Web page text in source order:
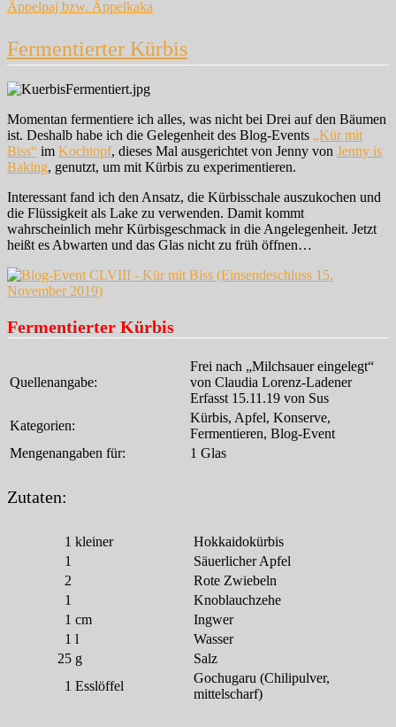
Äppelpaj bzw. Äppelkaka
Fermentierter Kürbis
Momentan fermentiere ich alles, was nicht bei Drei auf den Bäumen
ist. Deshalb habe ich die Gelegenheit des Blog-Events „Kür mit
Biss“ im Kochtopf, dieses Mal ausgerichtet von Jenny von Jenny is
Baking, genutzt, um mit Kürbis zu experimentieren.
Interessant fand ich den Ansatz, die Kürbisschale auszukochen und
die Flüssigkeit als Lake zu verwenden. Damit kommt
wahrscheinlich mehr Kürbisgeschmack in die Angelegenheit. Jetzt
heißt es Abwarten und das Glas nicht zu früh öffnen…
Fermentierter Kürbis
Quellenangabe:
Frei nach „Milchsauer eingelegt“
von Claudia Lorenz-Ladener
Erfasst 15.11.19 von Sus
Kategorien:
Kürbis, Apfel, Konserve,
Fermentieren, Blog-Event
Mengenangaben für:
1 Glas
Zutaten:
1 kleiner
Hokkaidokürbis
1
Säuerlicher Apfel
2
Rote Zwiebeln
1
Knoblauchzehe
1 cm
Ingwer
1 l
Wasser
25 g
Salz
1 Esslöffel
Gochugaru (Chilipulver,
mittelscharf)